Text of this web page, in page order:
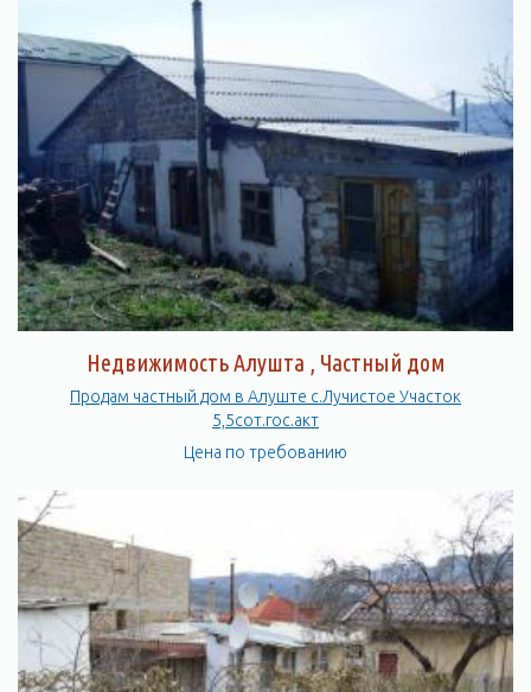
Недвижимость Алушта , Частный дом
Продам частный дом в Алуште с.Лучистое Участок
5,5сот.гос.акт
Цена по требованию